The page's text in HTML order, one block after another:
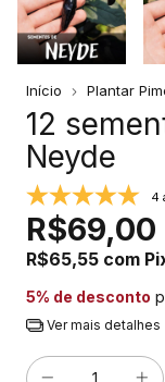
Início Plantar
12
Neyde
4
R$69,00
R$65,55 com
5% de desconto
Ver mais detalhes